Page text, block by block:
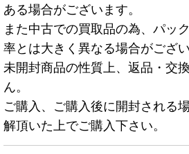
ある場合がございます。
また中古での買取品の為、パッ
率とは大きく異なる場合がござい
未開封商品の性質上、返品・交
ん。
ご購入、ご購入後に開封される
解頂いた上でご購入下さい。